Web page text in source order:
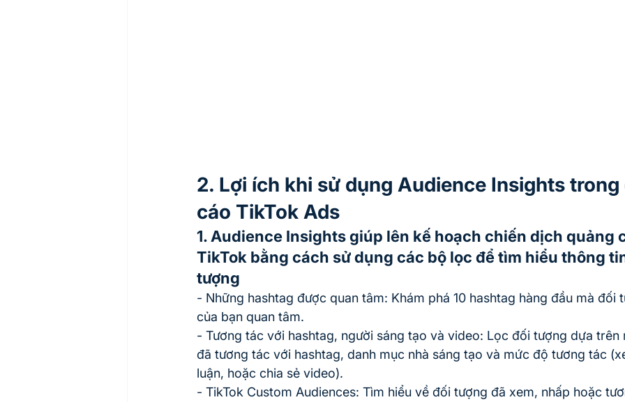
2. Lợi ích khi sử dụng Audience Insights trong
cáo TikTok Ads
1. Audience Insights giúp lên kế hoạch chiến dịch quảng
TikTok bằng cách sử dụng các bộ lọc để tìm hiểu thông
tượng
- Những hashtag được quan tâm: Khám phá 10 hashtag hàng đầu mà đối
của bạn quan tâm.
- Tương tác với hashtag, người sáng tạo và video: Lọc đối tượng dựa trên
đã tương tác với hashtag, danh mục nhà sáng tạo và mức độ tương tác
luận, hoặc chia sẻ video).
- TikTok Custom Audiences: Tìm hiểu về đối tượng đã xem, nhấp hoặc